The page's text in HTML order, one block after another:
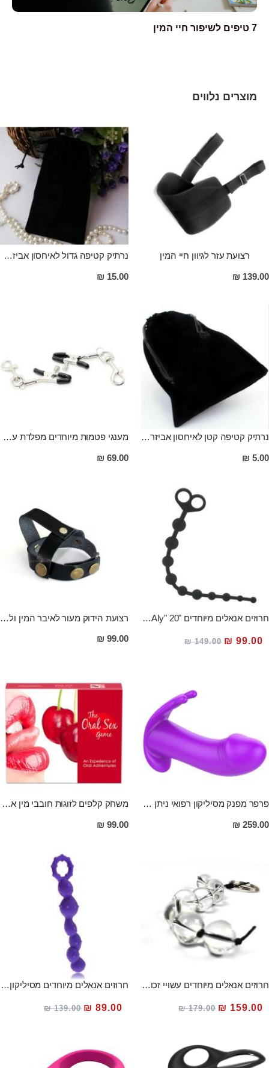
7 טיפים לשיפור חיי המין
מוצרים נלווים
רצועת עזר לגיוון חיי המין
139.00 ₪
נרתיק קטיפה גדול לאיחסון אביזרי מין
15.00 ₪
נרתיק קטיפה קטן לאיחסון אביזרי מין
5.00 ₪
מענגי פטמות מיוחדים מפלדת על חלד Aryan
69.00 ₪
חרוזים אנאלים מיוחדים "Aly" 20 סמ בצבע שחור מסיליקון רפואי
149.00 ₪
מחיר
מבצע
99.00 ₪
רצועת הידוק מעור לאיבר המין ולאשכים למשגל ארוך ומסעיר ולזיקפה חזקה ומענגת
99.00 ₪
פרפר מפנק מסיליקון רפואי ניתן ללבישה מתחת לבגדים 12 סמ אורך, 4 סמ רוחב, עם שלט אל חוטי בעל 12 מצבי רטט CARNATION
259.00 ₪
משחק קלפים לזוגות חובבי מין אוראלי
99.00 ₪
חרוזים אנאלים מיוחדים עשויי זכוכית מחוסמת בקוטר 2.5 אורך 14
179.00 ₪
מחיר
מבצע
159.00 ₪
חרוזים אנאלים מיוחדים מסיליקון רפואי
139.00 ₪
מחיר
מבצע
89.00 ₪